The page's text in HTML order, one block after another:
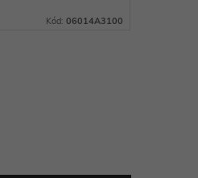
Kód: 06014A3100